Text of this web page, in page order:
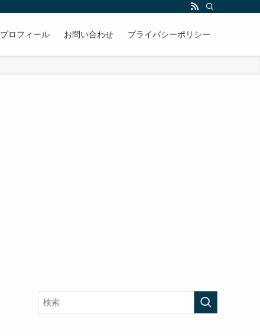
プロフィール お問い合わせ プライバシーポリシー